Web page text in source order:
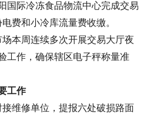
国际冷冻食品物流中心完成交易
费和小冷库流量费收缴。
本周连续多次开展交易大厅夜
工作，确保辖区电子秤称量准
工作
维修单位，提报六处破损路面